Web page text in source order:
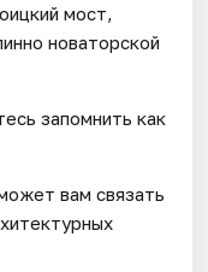
мост,
новаторской
запомнить как
вам связать